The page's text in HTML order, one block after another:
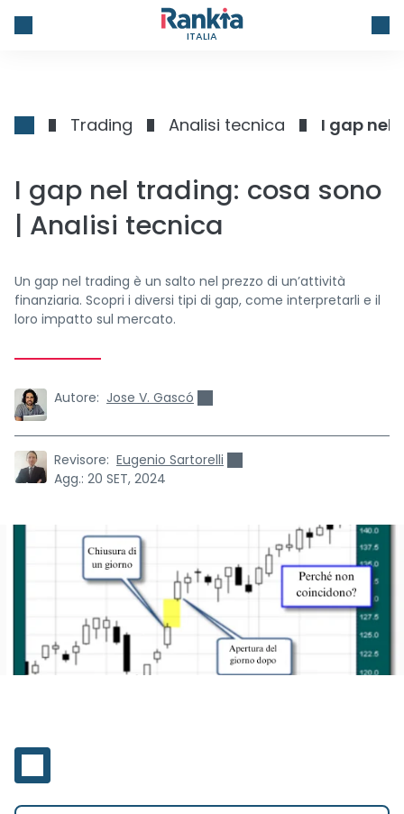
ITALIA
Trading Analisi tecnica I gap nel
I gap nel trading: cosa sono
| Analisi tecnica
Un gap nel trading è un salto nel prezzo di un’attività
finanziaria. Scopri i diversi tipi di gap, come interpretarli e il
loro impatto sul mercato.
Autore: Jose V. Gascó
Revisore: Eugenio Sartorelli
Agg.: 20 SET, 2024